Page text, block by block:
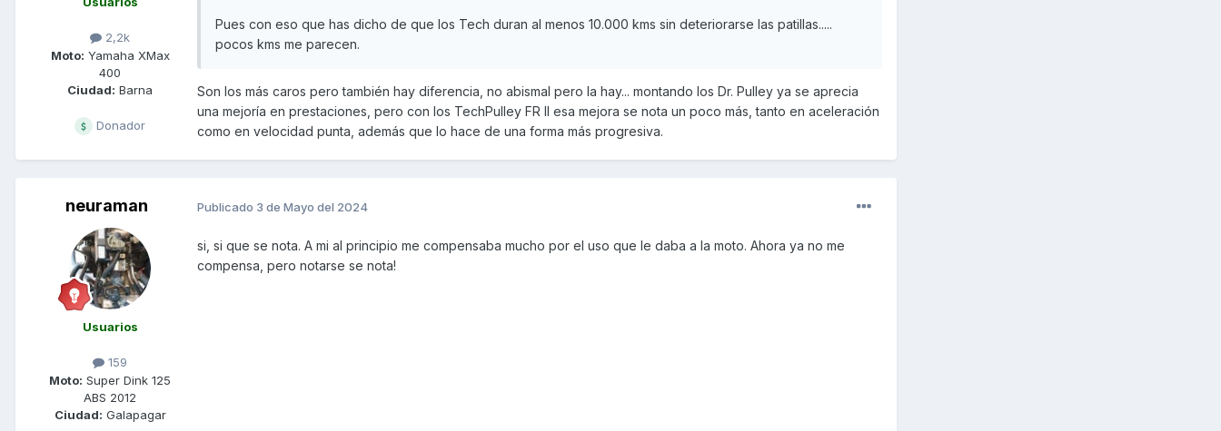
2,2k
Moto: Yamaha XMax
400
Ciudad: Barna
Donador
Pues con eso que has dicho de que los Tech duran al menos 10.000 kms sin deteriorarse las patillas.....
pocos kms me parecen.
Son los más caros pero también hay diferencia, no abismal pero la hay... montando los Dr. Pulley ya se aprecia
una mejoría en prestaciones, pero con los TechPulley FR II esa mejora se nota un poco más, tanto en aceleración
como en velocidad punta, además que lo hace de una forma más progresiva.
neuraman
Usuarios
159
Moto: Super Dink 125
ABS 2012
Ciudad: Galapagar
Publicado 3 de Mayo del 2024
si, si que se nota. A mi al principio me compensaba mucho por el uso que le daba a la moto. Ahora ya no me
compensa, pero notarse se nota!